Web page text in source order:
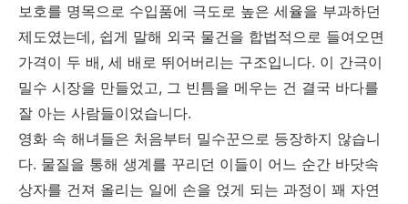
보호를 명목으로 수입품에 극도로 높은 세율을 부과하던
제도였는데, 쉽게 말해 외국 물건을 합법적으로 들여오면
가격이 두 배, 세 배로 뛰어버리는 구조입니다. 이 간극이
밀수 시장을 만들었고, 그 빈틈을 메우는 건 결국 바다를
잘 아는 사람들이었습니다.
영화 속 해녀들은 처음부터 밀수꾼으로 등장하지 않습니
다. 물질을 통해 생계를 꾸리던 이들이 어느 순간 바닷속
상자를 건져 올리는 일에 손을 얹게 되는 과정이 꽤 자연